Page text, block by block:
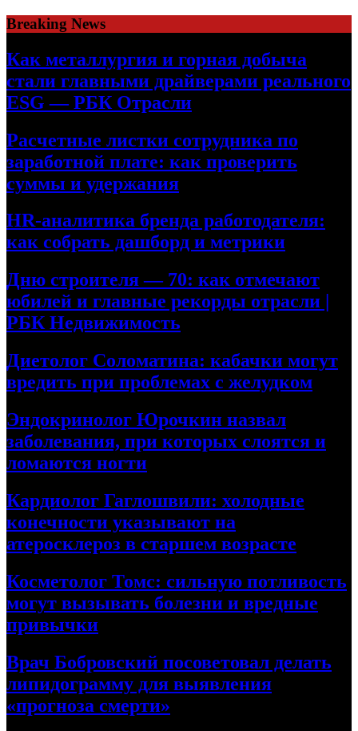
Skip
to
content
Breaking News
Как металлургия и горная добыча
стали главными драйверами реального
ESG — РБК Отрасли
Расчетные листки сотрудника по
заработной плате: как проверить
суммы и удержания
HR-аналитика бренда работодателя:
как собрать дашборд и метрики
Дню строителя — 70: как отмечают
юбилей и главные рекорды отрасли |
РБК Недвижимость
Диетолог Соломатина: кабачки могут
вредить при проблемах с желудком
Эндокринолог Юрочкин назвал
заболевания, при которых слоятся и
ломаются ногти
Кардиолог Гаглошвили: холодные
конечности указывают на
атеросклероз в старшем возрасте
Косметолог Томс: сильную потливость
могут вызывать болезни и вредные
привычки
Врач Бобровский посоветовал делать
липидограмму для выявления
«прогноза смерти»